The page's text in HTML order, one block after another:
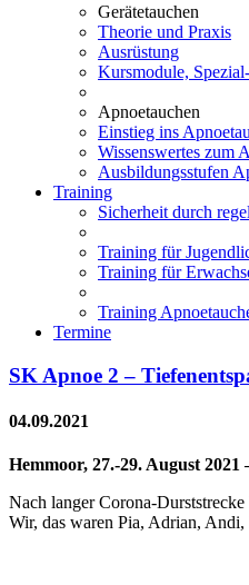
Gerätetauchen
Theorie und Praxis
Ausrüstung
Kursmodule,
Apnoetauchen
Einstieg ins
Wissenswertes zum
Ausbildungsstufen
Training
Sicherheit durch
Training für
Training für
Training
Termine
SK Apnoe 2 –
04.09.2021
Hemmoor, 27.-29. August
Nach langer Corona-
Wir, das waren Pia, Adrian,